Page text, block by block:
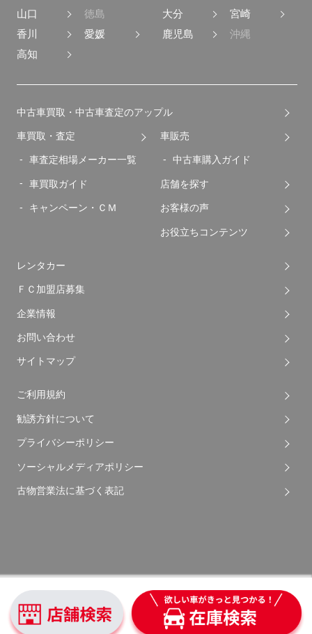
山口
徳島
香川
愛媛
高知
大分
宮崎
鹿児島
沖縄
中古車買取・中古車査定のアップル
車買取・査定
車査定相場メーカー一覧
車買取ガイド
キャンペーン・ＣＭ
車販売
中古車購入ガイド
店舗を探す
お客様の声
お役立ちコンテンツ
レンタカー
ＦＣ加盟店募集
企業情報
お問い合わせ
サイトマップ
ご利用規約
勧誘方針について
プライバシーポリシー
ソーシャルメディアポリシー
古物営業法に基づく表記